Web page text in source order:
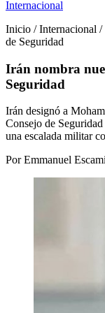
Internacional
Inicio / Internacional /
de Seguridad
Irán nombra
Seguridad
Irán designó a
Consejo de
una escalada militar
Por Emmanuel